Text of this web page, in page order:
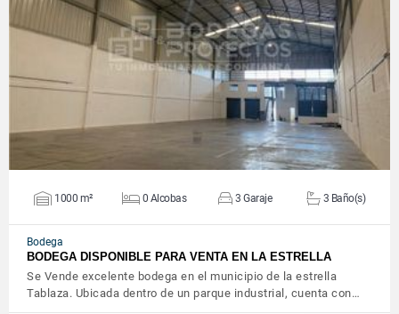
VER DETALLES
1000 m² 0 Alcobas 3 Garaje 3 Baño(s)
Bodega
BODEGA DISPONIBLE PARA VENTA EN LA ESTRELLA
Se Vende excelente bodega en el municipio de la estrella
Tablaza. Ubicada dentro de un parque industrial, cuenta con…